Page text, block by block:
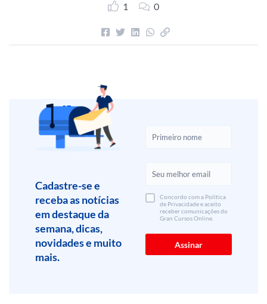
1 0
Cadastre-se e
receba as notícias
em destaque da
semana, dicas,
novidades e muito
mais.
Concordo com a Política
de Privacidade e aceito
receber comunicações do
Gran Cursos Online.